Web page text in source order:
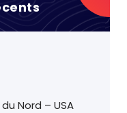
Nord – USA